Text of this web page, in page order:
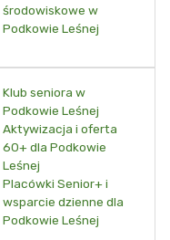
środowiskowe w
Podkowie Leśnej
Klub seniora w
Podkowie Leśnej
Aktywizacja i oferta
60+ dla Podkowie
Leśnej
Placówki Senior+ i
wsparcie dzienne dla
Podkowie Leśnej